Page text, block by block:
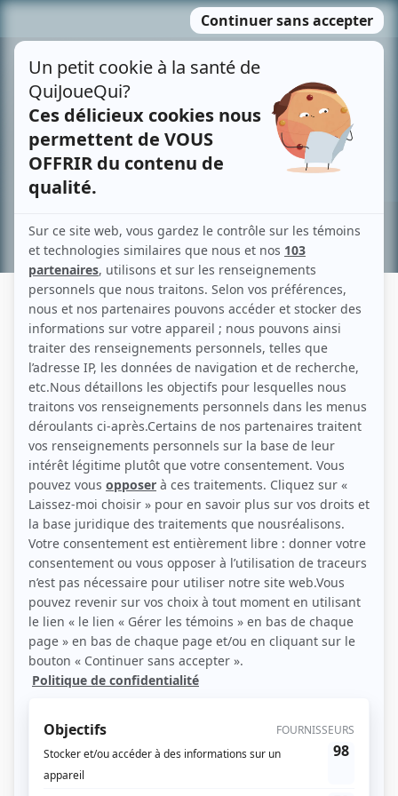
MENU
contenu
Recherche avancée »
ÇA C'EST DRÔLE!
Fiche détaillée Liste des épisodes
Cliquez sur la saison pour afficher les épisodes et leur description.
SAISON 1 (0)
SAISON 2 (0)
SAISON 3 (0)
SAISON 4 (0)
SAISON 5 (1)
SAISON 6 (0)
SAISON 7 (0)